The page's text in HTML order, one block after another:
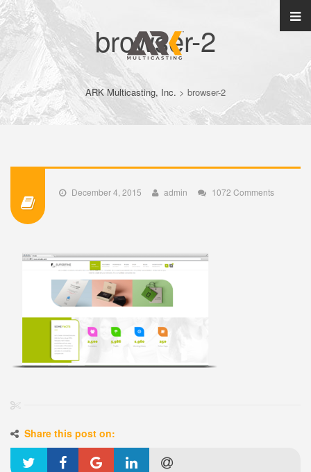
browser-2
ARK Multicasting, Inc. > browser-2
December 4, 2015 admin 1072 Comments
Share this post on: